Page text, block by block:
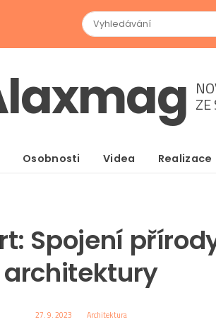
ZE
Osobnosti Videa Realizace
Spojení
architektury
27. 9. 2023 Architektura